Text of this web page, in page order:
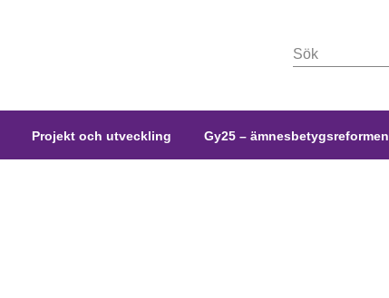
Sök
Projekt och utveckling Gy25 – ämnesbetygsreformen